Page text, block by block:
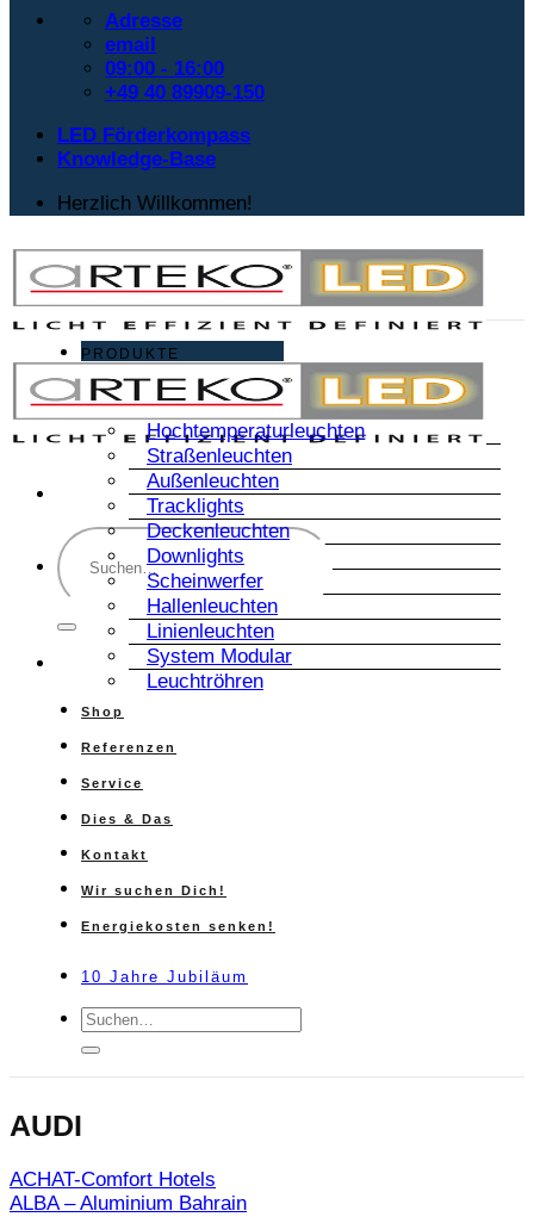
Adresse
email
09:00 - 16:00
+49 40 89909-150
LED Förderkompass
Knowledge-Base
Herzlich Willkommen!
Suche
nach:
PRODUKTE
Hochtemperaturleuchten
Straßenleuchten
Außenleuchten
Tracklights
Deckenleuchten
Downlights
Scheinwerfer
Hallenleuchten
Linienleuchten
System Modular
Leuchtröhren
Shop
Referenzen
Service
Dies & Das
Kontakt
Wir suchen Dich!
Energiekosten senken!
10 Jahre Jubiläum
Suche
nach:
AUDI
ACHAT-Comfort Hotels
ALBA – Aluminium Bahrain